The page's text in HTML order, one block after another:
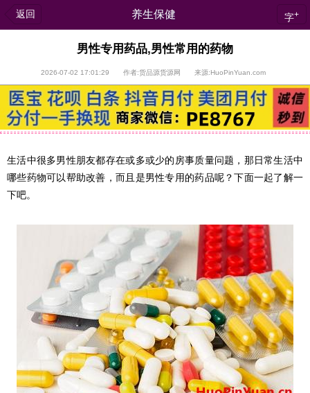
返回 养生保健 字+
男性专用药品,男性常用的药物
2026-07-02 17:01:29 作者:货品源货源网 来源:HuoPinYuan.com
生活中很多男性朋友都存在或多或少的房事质量问题，那日常生活中
哪些药物可以帮助改善，而且是男性专用的药品呢？下面一起了解一
下吧。